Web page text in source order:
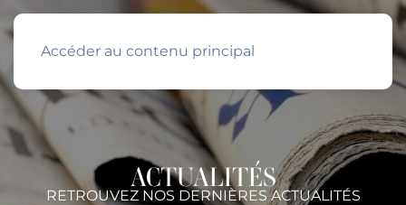
Accéder au contenu principal
ACTUALITÉS
RETROUVEZ NOS DERNIÈRES ACTUALITÉS